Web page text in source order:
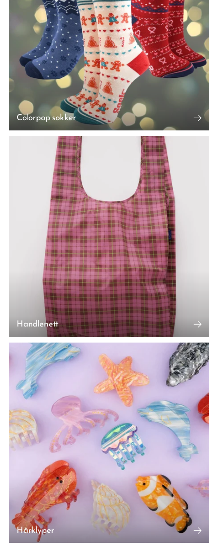
Colorpop sokker
Handlenett
Hårklyper